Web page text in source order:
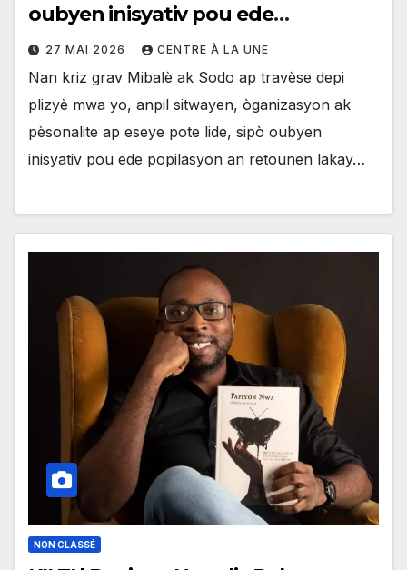
oubyen inisyativ pou ede
popilasyon an retounen lakay yo.
27 MAI 2026 CENTRE À LA UNE
Nan kriz grav Mibalè ak Sodo ap travèse depi
plizyè mwa yo, anpil sitwayen, òganizasyon ak
pèsonalite ap eseye pote lide, sipò oubyen
inisyativ pou ede popilasyon an retounen lakay…
NON CLASSÉ